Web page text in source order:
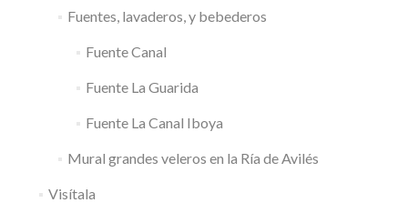
Fuentes, lavaderos, y bebederos
Fuente Canal
Fuente La Guarida
Fuente La Canal Iboya
Mural grandes veleros en la Ría de Avilés
Visítala